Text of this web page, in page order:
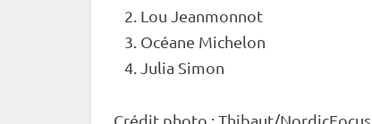
Lou Jeanmonnot
Océane Michelon
Julia Simon
Crédit photo : Thibaut/NordicFocus